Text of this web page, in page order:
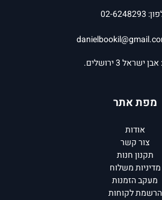
6248293
3 ירושלים.
מפת אתר
אודות
צור קשר
תקנון חנות
מדיניות משלוח
מעקב הזמנות
הרשמת לקוחות